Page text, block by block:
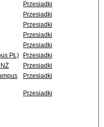
Przesiadki
Przesiadki
Przesiadki
Przesiadki
Przesiadki
PŁ)
Przesiadki
Przesiadki
Przesiadki
Przesiadki